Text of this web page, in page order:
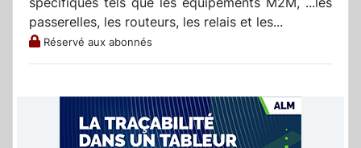
passerelles, les routeurs, les relais et les...
Réservé aux abonnés